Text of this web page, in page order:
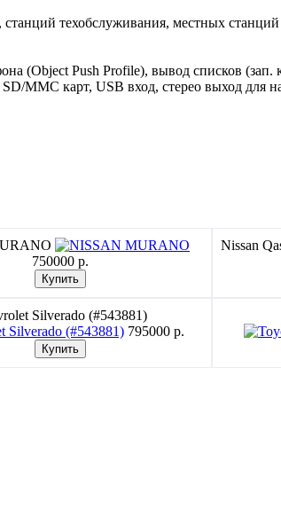
техобслуживания, местных
(Object Push Profile), вывод списков
MMC карт, USB вход, стерео выход для
750000 p.
Nissan
Silverado (#543881)
795000 p.